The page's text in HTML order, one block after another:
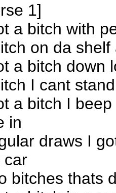
1]
a bitch with
on da shelf
a bitch down
I cant
a bitch I
in
draws I
car
bitches thats